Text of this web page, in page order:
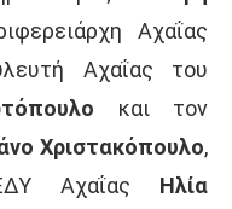
Αχαΐας
Αχαΐας του
και τον
Χριστακόπουλο,
Αχαΐας Ηλία